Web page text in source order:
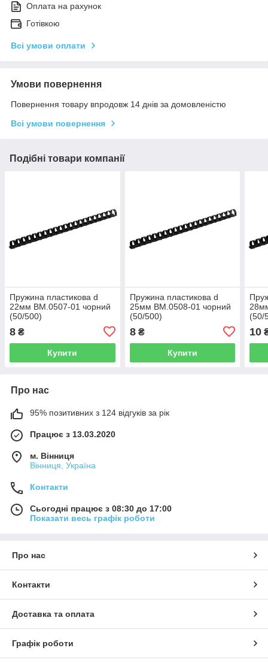
Оплата на рахунок
Готівкою
Всі умови оплати
Умови повернення
Повернення товару впродовж 14 днів за домовленістю
Всі умови повернення
Подібні товари компанії
Пружина пластикова d
22мм BM.0507-01 чорний
(50/500)
8 ₴
Купити
Пружина пластикова d
25мм BM.0508-01 чорний
(50/500)
8₴
Купити
(50/
10
Про нас
95% позитивних з 124 відгуків за рік
Працює з 13.03.2020
м. Вінниця
Вінниця, Україна
Контакти
Сьогодні працює з 08:30 до 17:00
Показати весь графік роботи
Про нас
Контакти
Доставка та оплата
Графік роботи